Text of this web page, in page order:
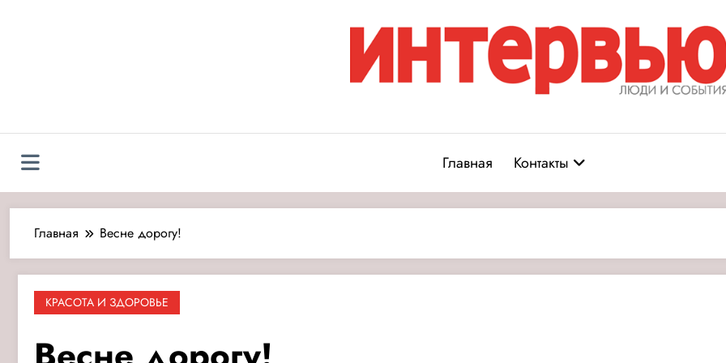
Журнал «Интервью: Люди и
Главная
Контакты
Главная Весне дорогу!
КРАСОТА И ЗДОРОВЬЕ